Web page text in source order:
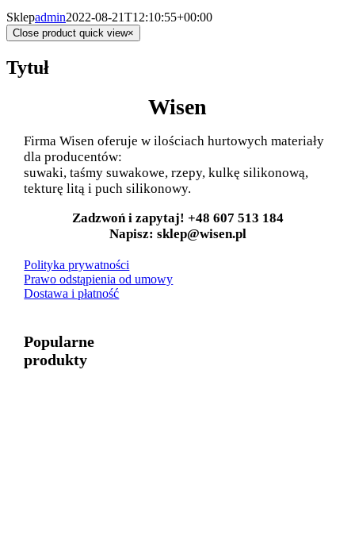
Sklepadmin2022-08-21T12:10:55+00:00
Close product quick view×
Tytuł
Wisen
Firma Wisen oferuje w ilościach hurtowych materiały
dla producentów:
suwaki, taśmy suwakowe, rzepy, kulkę silikonową,
tekturę litą i puch silikonowy.
Zadzwoń i zapytaj! +48 607 513 184
Napisz: sklep@wisen.pl
Polityka prywatności
Prawo odstąpienia od umowy
Dostawa i płatność
Popularne
produkty